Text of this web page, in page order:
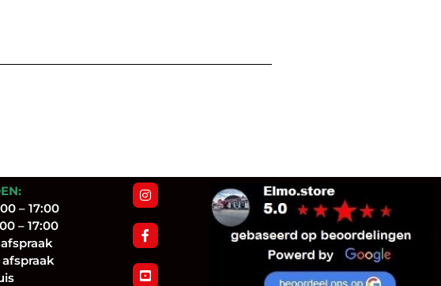
– 17:00
– 17:00